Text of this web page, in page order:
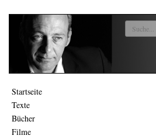
Startseite
Texte
Bücher
Filme